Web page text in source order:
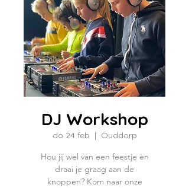
DJ Workshop
do 24 feb
  |
Ouddorp
Hou jij wel van een feestje en
draai je graag aan de
knoppen? Kom naar onze